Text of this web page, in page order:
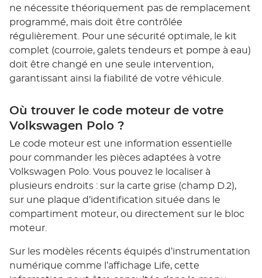
ne nécessite théoriquement pas de remplacement
programmé, mais doit être contrôlée
régulièrement. Pour une sécurité optimale, le kit
complet (courroie, galets tendeurs et pompe à eau)
doit être changé en une seule intervention,
garantissant ainsi la fiabilité de votre véhicule.
Où trouver le code moteur de votre
Volkswagen Polo ?
Le code moteur est une information essentielle
pour commander les pièces adaptées à votre
Volkswagen Polo. Vous pouvez le localiser à
plusieurs endroits : sur la carte grise (champ D.2),
sur une plaque d’identification située dans le
compartiment moteur, ou directement sur le bloc
moteur.
Sur les modèles récents équipés d’instrumentation
numérique comme l’affichage Life, cette